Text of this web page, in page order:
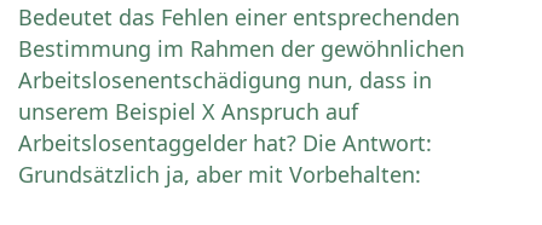
Bedeutet das Fehlen einer entsprechenden
Bestimmung im Rahmen der gewöhnlichen
Arbeitslosenentschädigung nun, dass in
unserem Beispiel X Anspruch auf
Arbeitslosentaggelder hat? Die Antwort:
Grundsätzlich ja, aber mit Vorbehalten: